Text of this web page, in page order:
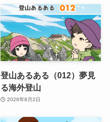
登山あるある（012）夢見
る海外登山
2026年8月2日